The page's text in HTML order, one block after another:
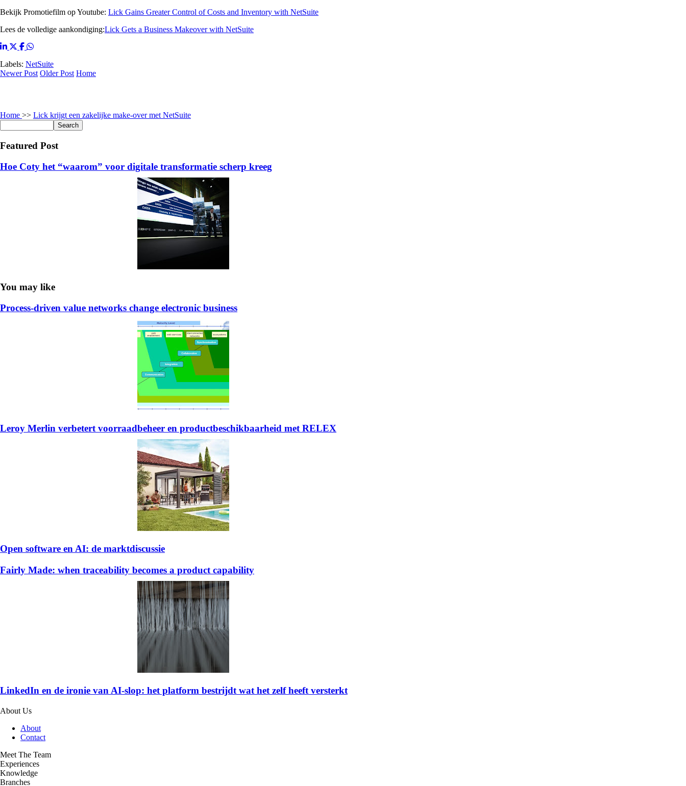
Bekijk Promotiefilm op Youtube: Lick Gains Greater Control of Costs and Inventory with NetSuite
Lees de volledige aankondiging:Lick Gets a Business Makeover with NetSuite
Labels: NetSuite
Newer Post Older Post Home
Home >> Lick krijgt een zakelijke make-over met NetSuite
Featured Post
Hoe Coty het “waarom” voor digitale transformatie scherp kreeg
You may like
Process-driven value networks change electronic business
Leroy Merlin verbetert voorraadbeheer en productbeschikbaarheid met RELEX
Open software en AI: de marktdiscussie
Fairly Made: when traceability becomes a product capability
LinkedIn en de ironie van AI-slop: het platform bestrijdt wat het zelf heeft versterkt
About Us
About
Contact
Meet The Team
Experiences
Knowledge
Branches